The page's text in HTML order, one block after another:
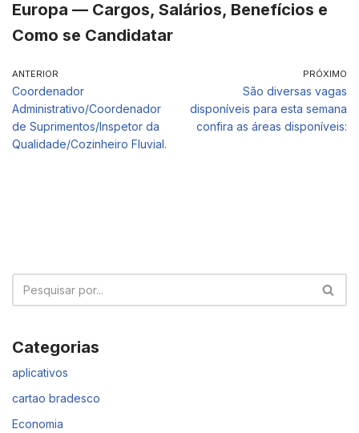
Europa — Cargos, Salários, Benefícios e
Como se Candidatar
ANTERIOR
Coordenador
Administrativo/Coordenador
de Suprimentos/Inspetor da
Qualidade/Cozinheiro Fluvial.
PRÓXIMO
São diversas vagas
disponíveis para esta semana
confira as áreas disponíveis:
Categorias
aplicativos
cartao bradesco
Economia